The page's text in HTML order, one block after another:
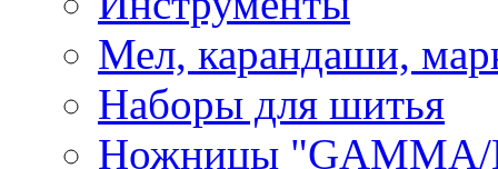
Мел, карандаши,
Наборы для шитья
Ножницы "GAMMA/